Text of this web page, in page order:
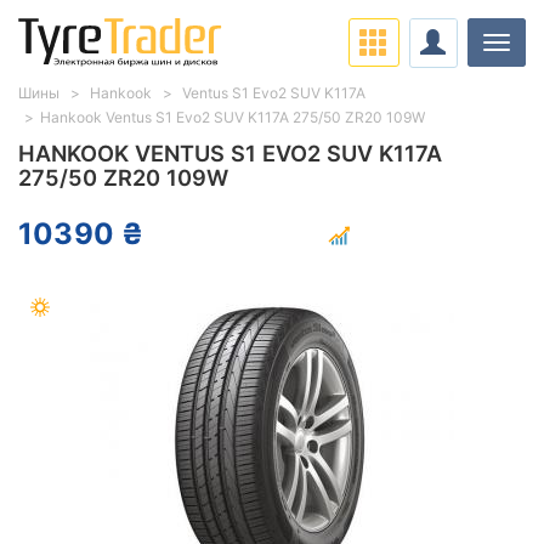
HANKOOK VENTUS S1 EVO2 SUV K117A
275/50 ZR20 109W
10390 ₴
Шины Hankook
Ventus S1 Evo2 SUV K117A
Hankook Ventus S1 Evo2 SUV K117A 275/50 ZR20 109W